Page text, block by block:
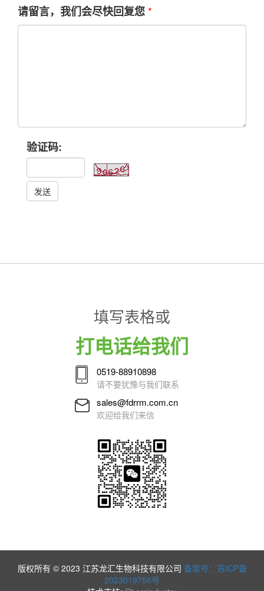
请留言，我们会尽快回复您 *
验证码:
发送
填写表格或
打电话给我们
0519-88910898
请不要犹豫与我们联系
sales@fdrrm.com.cn
欢迎给我们来信
版权所有 © 2023 江苏龙汇生物科技有限公司 备案号：苏ICP备
2023019756号